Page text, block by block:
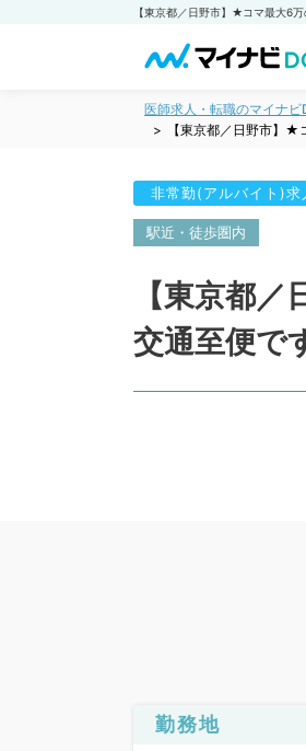
医師求人・転職のマイナビ
【東京都／日野市】★
非常勤(アルバイト)求
駅近・徒歩圏内
【東京都
交通至便で
勤務地